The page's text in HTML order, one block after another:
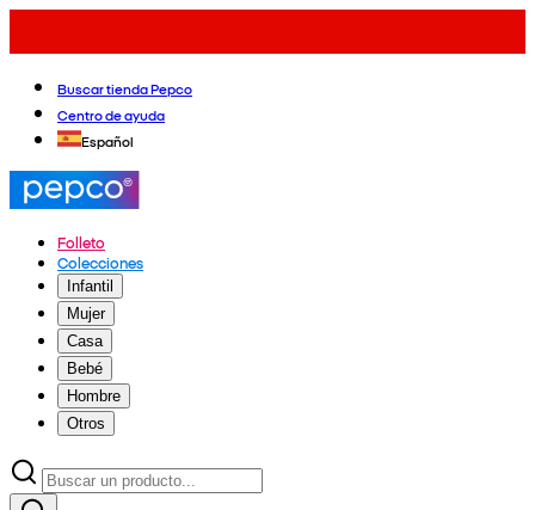
Buscar tienda Pepco
Centro de ayuda
Español
Folleto
Colecciones
Infantil
Mujer
Casa
Bebé
Hombre
Otros